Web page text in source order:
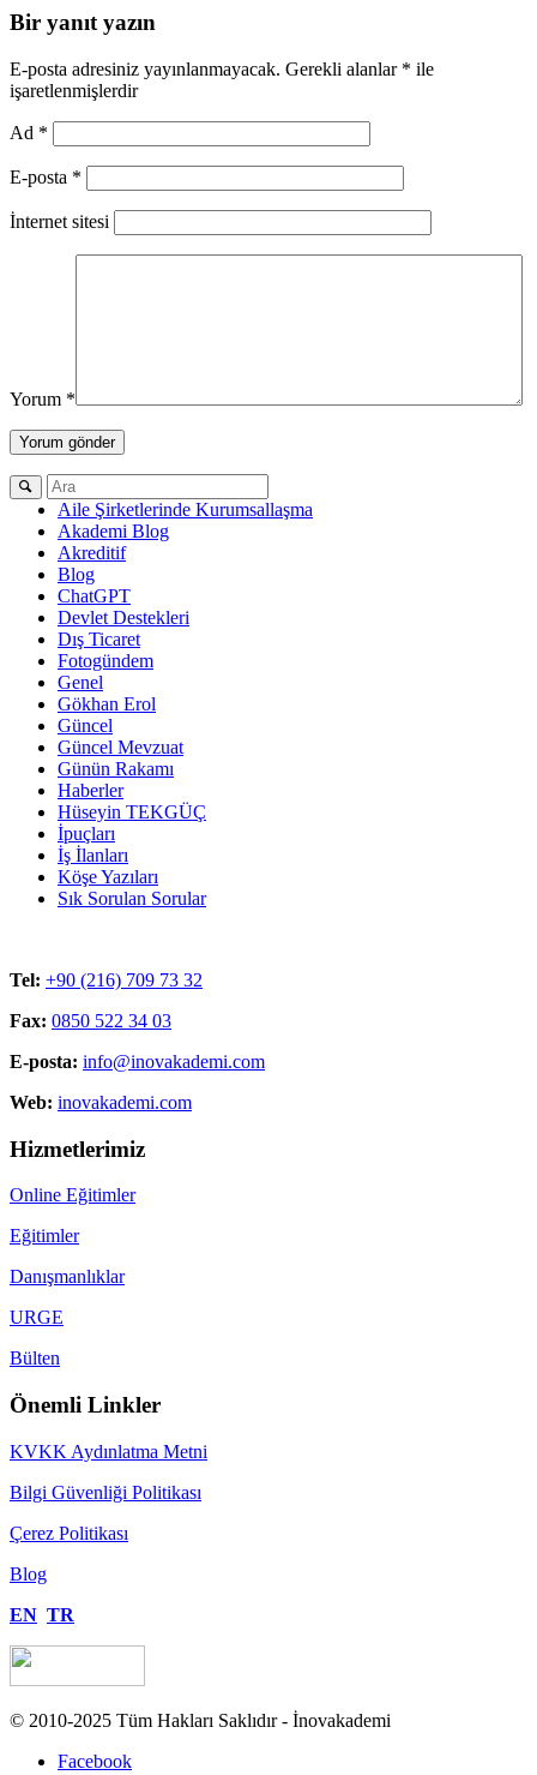
Bir yanıt yazın
E-posta adresiniz yayınlanmayacak. Gerekli alanlar * ile
işaretlenmişlerdir
Ad *
E-posta *
İnternet sitesi
Yorum *
Aile Şirketlerinde Kurumsallaşma
Akademi Blog
Akreditif
Blog
ChatGPT
Devlet Destekleri
Dış Ticaret
Fotogündem
Genel
Gökhan Erol
Güncel
Güncel Mevzuat
Günün Rakamı
Haberler
Hüseyin TEKGÜÇ
İpuçları
İş İlanları
Köşe Yazıları
Sık Sorulan Sorular
Tel: +90 (216) 709 73 32
Fax: 0850 522 34 03
E-posta: info@inovakademi.com
Web: inovakademi.com
Hizmetlerimiz
Online Eğitimler
Eğitimler
Danışmanlıklar
URGE
Bülten
Önemli Linkler
KVKK Aydınlatma Metni
Bilgi Güvenliği Politikası
Çerez Politikası
Blog
EN TR
© 2010-2025 Tüm Hakları Saklıdır - İnovakademi
Facebook